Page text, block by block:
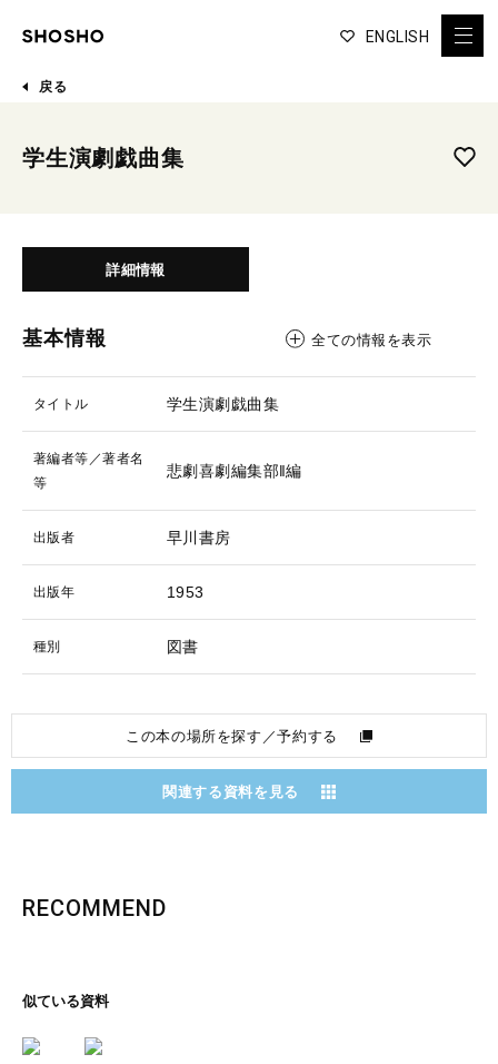
ENGLISH
戻る
学生演劇戯曲集
詳細情報
基本情報 全ての情報を表示
タイトル 学生演劇戯曲集
著編者等／著者名
等
悲劇喜劇編集部‖編
出版者 早川書房
出版年 1953
種別 図書
この本の場所を探す／予約する
関連する資料を見る
RECOMMEND
似ている資料